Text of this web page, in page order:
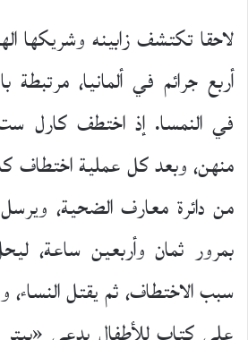
لاحقا تكتشف زابينه وشريكها
أربع جرائم في ألمانيا،
في النمسا. إذ اختطف كارل
منهن، وبعد كل عملية
من دائرة معارف الضحية،
بمرور ثمان وأربعين ساعة،
سبب الاختطاف، ثم يقتل